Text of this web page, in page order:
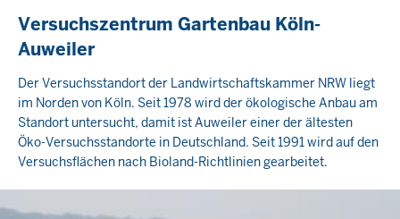
Versuchszentrum Gartenbau Köln-
Auweiler
Der Versuchsstandort der Landwirtschaftskammer NRW liegt
im Norden von Köln. Seit 1978 wird der ökologische Anbau am
Standort untersucht, damit ist Auweiler einer der ältesten
Öko-Versuchsstandorte in Deutschland. Seit 1991 wird auf den
Versuchsflächen nach Bioland-Richtlinien gearbeitet.